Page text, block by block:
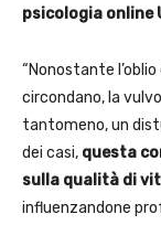
psicologia online
“Nonostante
circondano, la
tantomeno, un
dei casi, questa
sulla qualità di
influenzandone